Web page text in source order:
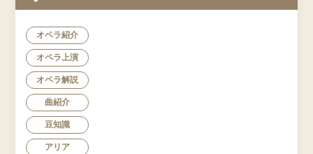
オペラ紹介
オペラ上演
オペラ解説
曲紹介
豆知識
アリア